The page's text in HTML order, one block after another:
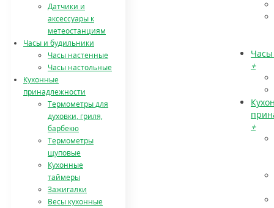
Датчики и
аксессуары к
метеостанциям
Часы и будильники
Часы настенные
Часы настольные
Кухонные
принадлежности
Термометры для
духовки, гриля,
барбекю
Термометры
щуповые
Кухонные
таймеры
Зажигалки
Весы кухонные
+
+